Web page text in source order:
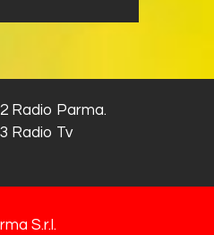
Radio Parma.
Radio Tv
S.r.l.